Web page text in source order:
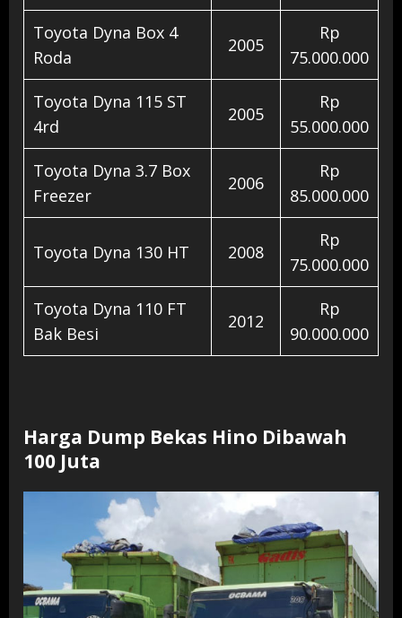
Toyota Dyna Box 4
Roda
2005
Rp
75.000.000
Toyota Dyna 115 ST
4rd
2005
Rp
55.000.000
Toyota Dyna 3.7 Box
Freezer
2006
Rp
85.000.000
Toyota Dyna 130 HT 2008
Rp
75.000.000
Toyota Dyna 110 FT
Bak Besi
2012
Rp
90.000.000
Harga Dump Bekas Hino Dibawah
100 Juta